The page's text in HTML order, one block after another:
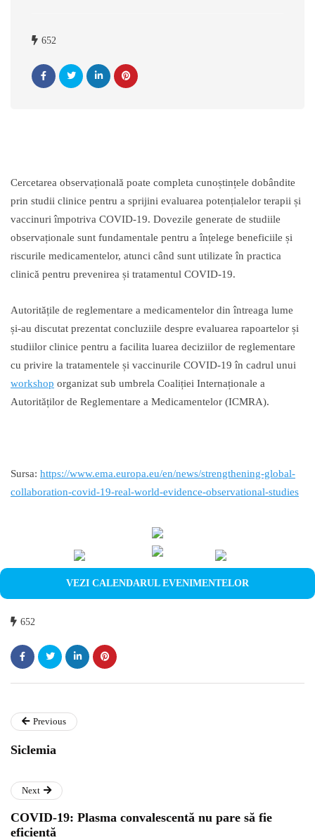
652
Cercetarea observațională poate completa cunoștințele dobândite
prin studii clinice pentru a sprijini evaluarea potențialelor terapii și
vaccinuri împotriva COVID-19. Dovezile generate de studiile
observaționale sunt fundamentale pentru a înțelege beneficiile și
riscurile medicamentelor, atunci când sunt utilizate în practica
clinică pentru prevenirea și tratamentul COVID-19.
Autoritățile de reglementare a medicamentelor din întreaga lume
și-au discutat prezentat concluziile despre evaluarea rapoartelor și
studiilor clinice pentru a facilita luarea deciziilor de reglementare
cu privire la tratamentele și vaccinurile COVID-19 în cadrul unui
workshop organizat sub umbrela Coaliției Internaționale a
Autorităților de Reglementare a Medicamentelor (ICMRA).
Sursa: https://www.ema.europa.eu/en/news/strengthening-global-
collaboration-covid-19-real-world-evidence-observational-studies
VEZI CALENDARUL EVENIMENTELOR
652
Previous
Siclemia
Next
COVID-19: Plasma convalescentă nu pare să fie
eficientă